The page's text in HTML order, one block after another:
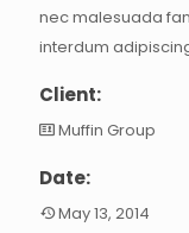
nec malesuada
interdum
Client:
Muffin Group
Date:
May 13, 2014